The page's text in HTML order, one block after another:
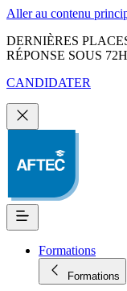
Aller au contenu
DERNIÈRES
RÉPONSE SOUS
CANDIDATER
Formations
Formations